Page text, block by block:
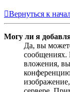
Вернуться к
Могу ли я
Да, вы
сообщениях.
вложения, вы